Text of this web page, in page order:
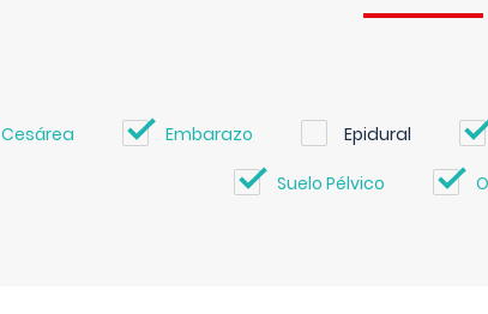
Cesárea Embarazo Epidural
Suelo Pélvico